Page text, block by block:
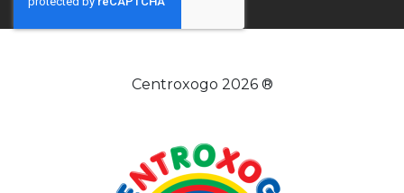
Centroxogo 2026 ®